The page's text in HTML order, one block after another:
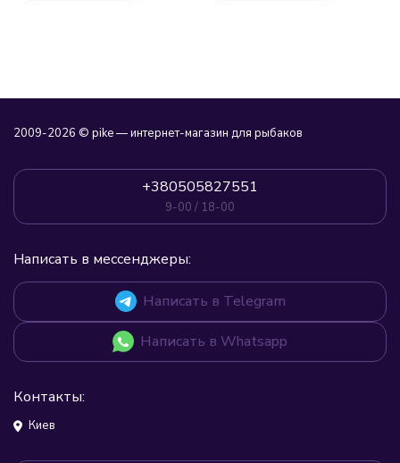
2009-2026 © pike — интернет-магазин для рыбаков
+380505827551
9-00 / 18-00
Написать в мессенджеры:
Написать в Telegram
Написать в Whatsapp
Контакты:
Киев